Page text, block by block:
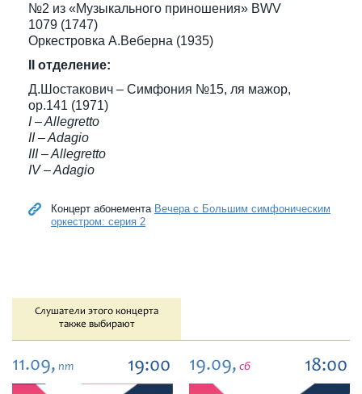
№2 из «Музыкального приношения» BWV
1079 (1747)
Оркестровка А.Веберна (1935)
II отделение:
Д.Шостакович – Симфония №15, ля мажор,
ор.141 (1971)
I – Allegretto
II – Adagio
III – Allegretto
IV – Adagio
Концерт абонемента Вечера с Большим симфоническим
оркестром: серия 2
Слушатели этого концерта
также выбирают
11.09, пт 19:00 19.09, сб 18:00